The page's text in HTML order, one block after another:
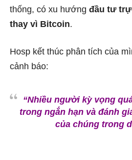
thống, có xu hướng đầu tư
thay vì Bitcoin.
Hosp kết thúc phân tích của
cảnh báo:
“Nhiều người kỳ vọng
trong ngắn hạn và đánh
của chúng trong